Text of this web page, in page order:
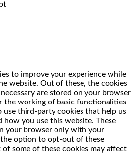
to improve your experience while
website. Out of these, the cookies
are stored on your browser
the working of basic functionalities
use third-party cookies that help us
how you use this website. These
your browser only with your
the option to opt-out of these
some of these cookies may affect